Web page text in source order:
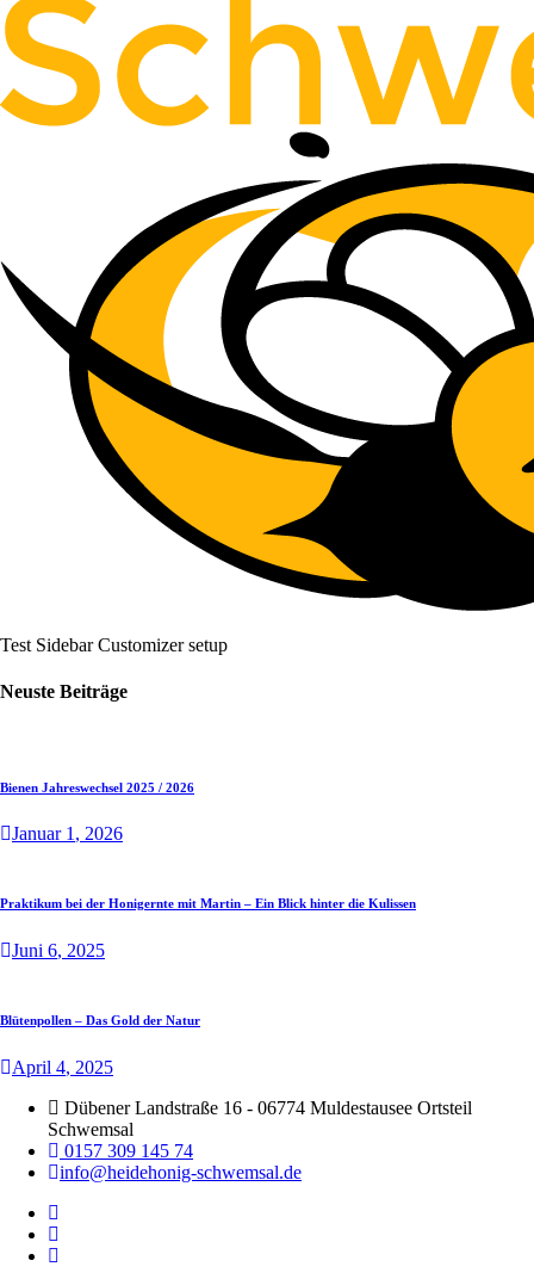
Test Sidebar Customizer setup
Neuste Beiträge
Bienen Jahreswechsel 2025 / 2026
Januar 1, 2026
Praktikum bei der Honigernte mit Martin – Ein Blick hinter die Kulissen
Juni 6, 2025
Blütenpollen – Das Gold der Natur
April 4, 2025
Dübener Landstraße 16 - 06774 Muldestausee Ortsteil
Schwemsal
0157 309 145 74
info@heidehonig-schwemsal.de